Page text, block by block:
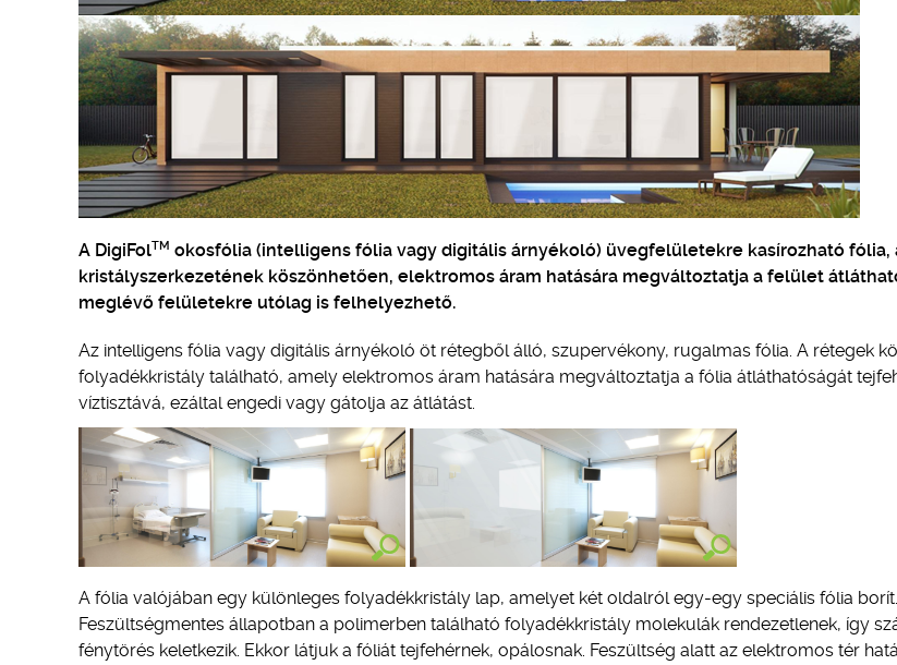
A DigiFolTM okosfólia (intelligens fólia vagy digitális árnyékoló) üvegfelületekre kasírozható fólia,
kristályszerkezetének köszönhetően, elektromos áram hatására megváltoztatja a felület
meglévő felületekre utólag is felhelyezhető.
Az intelligens fólia vagy digitális árnyékoló öt rétegből álló, szupervékony, rugalmas fólia. A rétegek
folyadékkristály található, amely elektromos áram hatására megváltoztatja a fólia átláthatóságát
víztisztává, ezáltal engedi vagy gátolja az átlátást.
A fólia valójában egy különleges folyadékkristály lap, amelyet két oldalról egy-egy speciális fólia borít.
Feszültségmentes állapotban a polimerben található folyadékkristály molekulák rendezetlenek, így
fénytörés keletkezik. Ekkor látjuk a fóliát tejfehérnek, opálosnak. Feszültség alatt az elektromos tér